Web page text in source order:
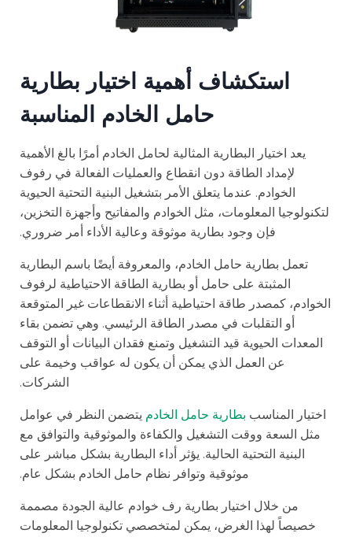
استكشاف أهمية اختيار بطارية
حامل الخادم المناسبة
يعد اختيار البطارية المثالية لحامل الخادم أمرًا بالغ الأهمية
لإمداد الطاقة دون انقطاع والعمليات الفعالة في رفوف
الخوادم. عندما يتعلق الأمر بتشغيل البنية التحتية الحيوية
لتكنولوجيا المعلومات، مثل الخوادم والمفاتيح وأجهزة التخزين،
فإن وجود بطارية موثوقة وعالية الأداء أمر ضروري.
تعمل بطارية حامل الخادم، والمعروفة أيضًا باسم البطارية
المثبتة على حامل أو بطارية الطاقة الاحتياطية لرفوف
الخوادم، كمصدر طاقة احتياطية أثناء الانقطاعات غير المتوقعة
أو التقلبات في مصدر الطاقة الرئيسي. وهي تضمن بقاء
المعدات الحيوية قيد التشغيل وتمنع فقدان البيانات أو التوقف
عن العمل الذي يمكن أن يكون له عواقب وخيمة على
الشركات.
اختيار المناسب بطارية حامل الخادم يتضمن النظر في عوامل
مثل السعة ووقت التشغيل والكفاءة والموثوقية والتوافق مع
البنية التحتية الحالية. يؤثر أداء البطارية بشكل مباشر على
موثوقية وتوافر نظام حامل الخادم بشكل عام.
من خلال اختيار بطارية رف خوادم عالية الجودة مصممة
خصيصاً لهذا الغرض، يمكن لمتخصصي تكنولوجيا المعلومات